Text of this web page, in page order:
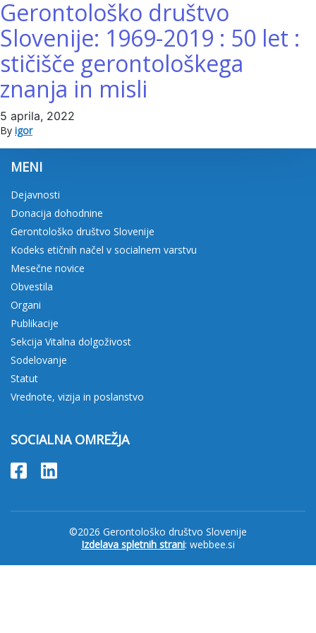
100%
Gerontološko društvo
Slovenije: 1969-2019 : 50 let :
stičišče gerontološkega
znanja in misli
5 aprila, 2022
By igor
KONTAKT
Trg prekomorskih brigad 1, 1000 Ljubljana
064 279 221
info@gds.si
MENI
Dejavnosti
Donacija dohodnine
Gerontološko društvo Slovenije
Kodeks etičnih načel v socialnem varstvu
Mesečne novice
Obvestila
Organi
Publikacije
Sekcija Vitalna dolgoživost
Sodelovanje
Statut
Vrednote, vizija in poslanstvo
SOCIALNA OMREŽJA
©2026 Gerontološko društvo Slovenije
Izdelava spletnih strani: webbee.si